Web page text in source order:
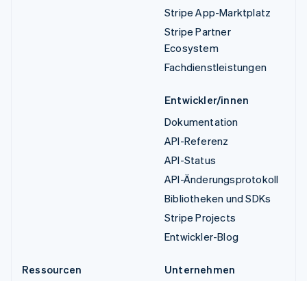
Stripe App-Marktplatz
Stripe Partner
Ecosystem
Fachdienstleistungen
Entwickler/innen
Dokumentation
API-Referenz
API-Status
API-Änderungsprotokoll
Bibliotheken und SDKs
Stripe Projects
Entwickler-Blog
Ressourcen
Unternehmen